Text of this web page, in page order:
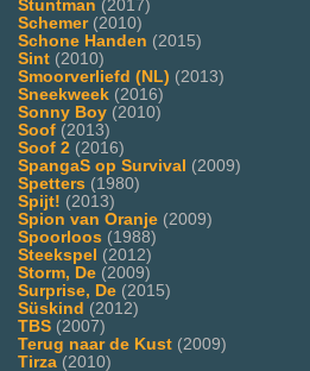
Stuntman (2017)
Schemer(2010)
Schone Handen (2015)
Sint (2010)
Smoorverliefd (NL) (2013)
Sneekweek (2016)
Sonny Boy (2010)
Soof (2013)
Soof 2 (2016)
SpangaS op Survival (2009)
Spetters (1980)
Spijt! (2013)
Spion van Oranje (2009)
Spoorloos (1988)
Steekspel (2012)
Storm, De (2009)
Surprise, De (2015)
Süskind (2012)
TBS (2007)
Terug naar de Kust (2009)
Tirza (2010)